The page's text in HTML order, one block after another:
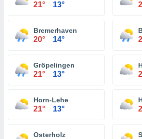
21° 13°
Bremerhaven
20° 14°
Gröpelingen
21° 13°
Horn-Lehe
21° 13°
Osterholz